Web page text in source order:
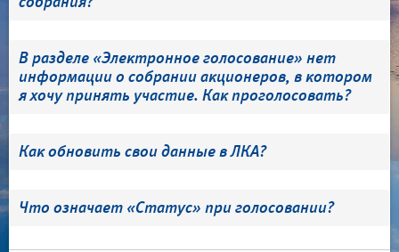
В разделе «Электронное голосование» нет
информации о собрании акционеров, в котором
я хочу принять участие. Как проголосовать?
Как обновить свои данные в ЛКА?
Что означает «Статус» при голосовании?